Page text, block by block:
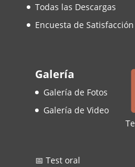
Todas las Descargas
Encuesta de Satisfacción
Galería
Galería de Fotos
Galería de Video
📅 Test oral